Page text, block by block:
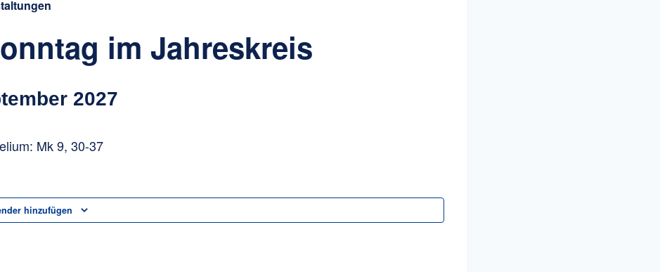
im Jahreskreis
2027
Mk 9, 30-37
hinzufügen